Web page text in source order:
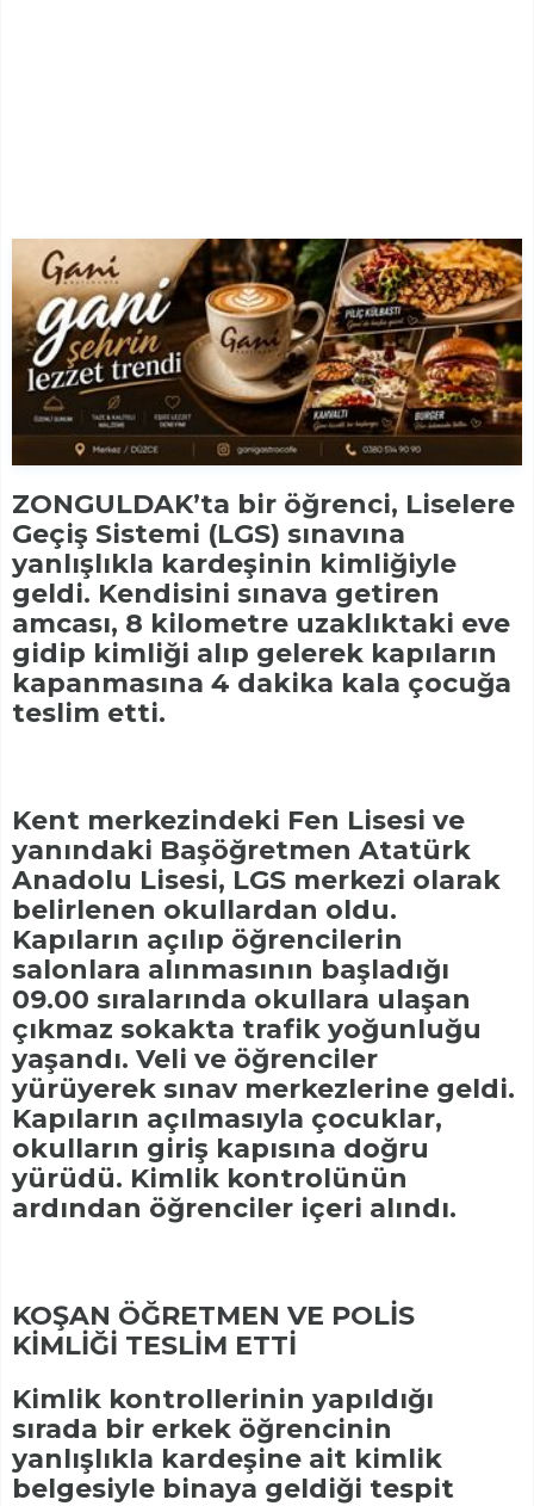
ZONGULDAK’ta bir öğrenci, Liselere
Geçiş Sistemi (LGS) sınavına
yanlışlıkla kardeşinin kimliğiyle
geldi. Kendisini sınava getiren
amcası, 8 kilometre uzaklıktaki eve
gidip kimliği alıp gelerek kapıların
kapanmasına 4 dakika kala çocuğa
teslim etti.
Kent merkezindeki Fen Lisesi ve
yanındaki Başöğretmen Atatürk
Anadolu Lisesi, LGS merkezi olarak
belirlenen okullardan oldu.
Kapıların açılıp öğrencilerin
salonlara alınmasının başladığı
09.00 sıralarında okullara ulaşan
çıkmaz sokakta trafik yoğunluğu
yaşandı. Veli ve öğrenciler
yürüyerek sınav merkezlerine geldi.
Kapıların açılmasıyla çocuklar,
okulların giriş kapısına doğru
yürüdü. Kimlik kontrolünün
ardından öğrenciler içeri alındı.
KOŞAN ÖĞRETMEN VE POLİS
KİMLİĞİ TESLİM ETTİ
Kimlik kontrollerinin yapıldığı
sırada bir erkek öğrencinin
yanlışlıkla kardeşine ait kimlik
belgesiyle binaya geldiği tespit